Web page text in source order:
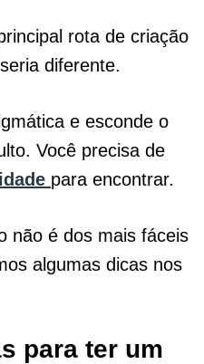
rota de criação
diferente.
e esconde o
Você precisa de
para encontrar.
não é dos mais fáceis
algumas dicas nos
para ter um